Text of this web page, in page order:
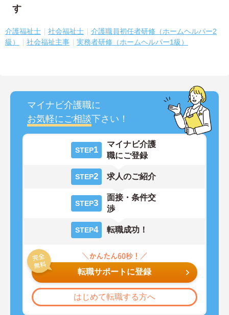
す
介護福祉士 社会福祉士
介護職員初任者研修（ホームヘルパー2
級）
社会福祉主事 実務者研修（ホームヘルパー1級）
マイナビ介護職に
お気軽にご相談下さい！
STEP1
マイナビ介護
職にご登録
STEP2 求人のご紹介
STEP3
面接・条件交
渉
STEP4 転職成功！
転職サポートに登録
はじめて転職する方へ